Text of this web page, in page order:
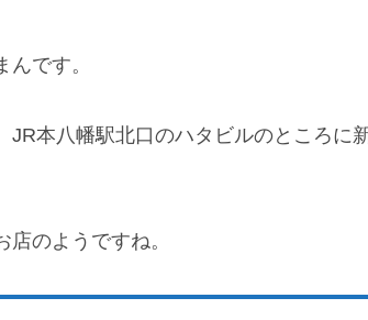
です。
JR本八幡駅北口のハタビルのところに
のようですね。